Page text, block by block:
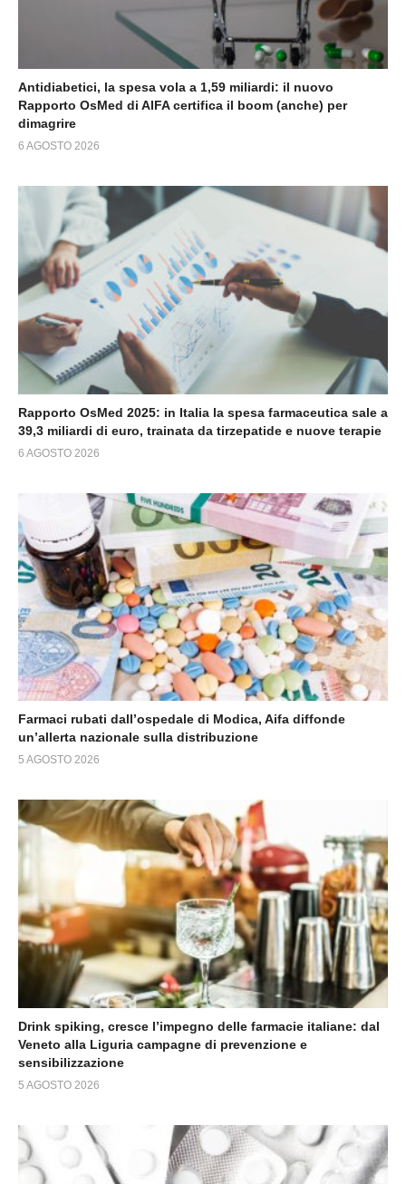
Antidiabetici, la spesa vola a 1,59 miliardi: il nuovo
Rapporto OsMed di AIFA certifica il boom (anche) per
dimagrire
6 AGOSTO 2026
Rapporto OsMed 2025: in Italia la spesa farmaceutica sale a
39,3 miliardi di euro, trainata da tirzepatide e nuove terapie
6 AGOSTO 2026
Farmaci rubati dall’ospedale di Modica, Aifa diffonde
un’allerta nazionale sulla distribuzione
5 AGOSTO 2026
Drink spiking, cresce l’impegno delle farmacie italiane: dal
Veneto alla Liguria campagne di prevenzione e
sensibilizzazione
5 AGOSTO 2026